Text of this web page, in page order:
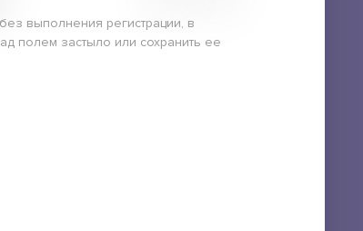
выполнения регистрации, в
полем застыло или сохранить ее